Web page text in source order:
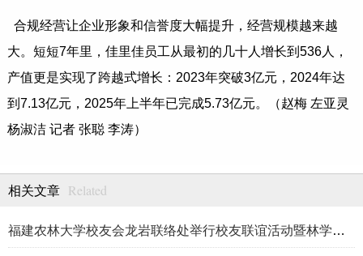
合规经营让企业形象和信誉度大幅提升，经营规模越来越
大。短短7年里，佳里佳员工从最初的几十人增长到536人，
产值更是实现了跨越式增长：2023年突破3亿元，2024年达
到7.13亿元，2025年上半年已完成5.73亿元。（赵梅 左亚灵
杨淑洁 记者 张聪 李涛）
相关文章 Related
福建农林大学校友会龙岩联络处举行校友联谊活动暨林学、生物医药